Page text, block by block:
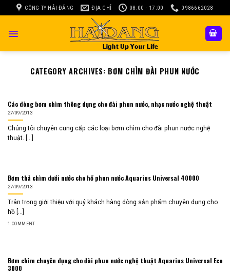
to
CÔNG TY HẢI ĐĂNG ĐỊA CHỈ 08:00 - 17:00 0986662028
CATEGORY ARCHIVES: BƠM CHÌM ĐÀI PHUN NƯỚC
Các dòng bơm chìm thông dụng cho đài phun nước, nhạc nước nghệ thuật
27/09/2013
Chúng tôi chuyên cung cấp các loại bơm chìm cho đài phun nước nghệ
thuật. [...]
Bơm thả chìm dưới nước cho hồ phun nước Aquarius Universal 40000
27/09/2013
Trân trọng giới thiệu với quý khách hàng dòng sản phẩm chuyên dụng cho
hồ [...]
1 COMMENT
Bơm chìm chuyên dụng cho đài phun nước nghệ thuật Aquarius Universal Eco
3000